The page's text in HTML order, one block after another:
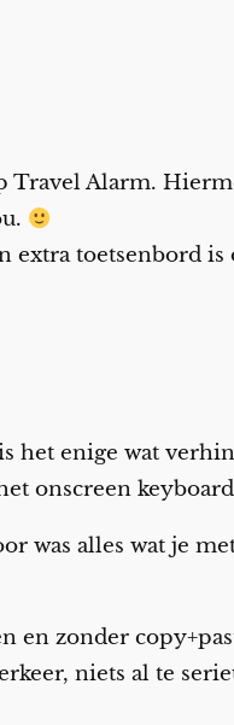
Travel Alarm.
extra toetsenbord
het enige wat
onscreen
was alles wat je
en zonder
niets al te